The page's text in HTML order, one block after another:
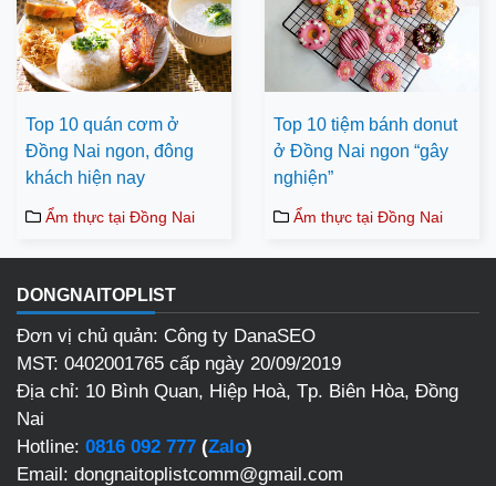
Top 10 quán cơm ở
Đồng Nai ngon, đông
khách hiện nay
Ẩm thực tại Đồng Nai
Top 10 tiệm bánh donut
ở Đồng Nai ngon “gây
nghiện”
Ẩm thực tại Đồng Nai
DONGNAITOPLIST
Đơn vị chủ quản: Công ty DanaSEO
MST: 0402001765 cấp ngày 20/09/2019
Địa chỉ: 10 Bình Quan, Hiệp Hoà, Tp. Biên Hòa, Đồng
Nai
Hotline: 0816 092 777 (Zalo)
Email: dongnaitoplistcomm@gmail.com